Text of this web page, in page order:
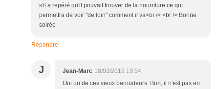
s'il a repéré qu'il pouvait trouver de la nourriture ce qui
permettra de voir "de loin" comment il va<br /> <br /> Bonne
soirée
Répondre
J Jean-Marc 18/03/2019 19:54
Oui un de ces vieux baroudeurs. Bon, il n'est pas en